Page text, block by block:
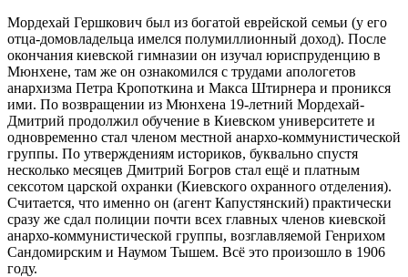
Мордехай Гершкович был из богатой еврейской семьи (у его
отца-домовладельца имелся полумиллионный доход). После
окончания киевской гимназии он изучал юриспруденцию в
Мюнхене, там же он ознакомился с трудами апологетов
анархизма Петра Кропоткина и Макса Штирнера и проникся
ими. По возвращении из Мюнхена 19-летний Мордехай-
Дмитрий продолжил обучение в Киевском университете и
одновременно стал членом местной анархо-коммунистической
группы. По утверждениям историков, буквально спустя
несколько месяцев Дмитрий Богров стал ещё и платным
сексотом царской охранки (Киевского охранного отделения).
Считается, что именно он (агент Капустянский) практически
сразу же сдал полиции почти всех главных членов киевской
анархо-коммунистической группы, возглавляемой Генрихом
Сандомирским и Наумом Тышем. Всё это произошло в 1906
году.